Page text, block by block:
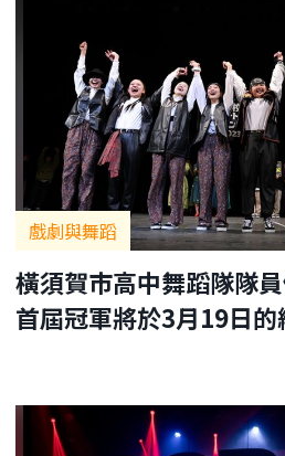
戲劇與舞蹈
橫須賀市高中舞蹈隊隊
首屆冠軍將於3月19日的